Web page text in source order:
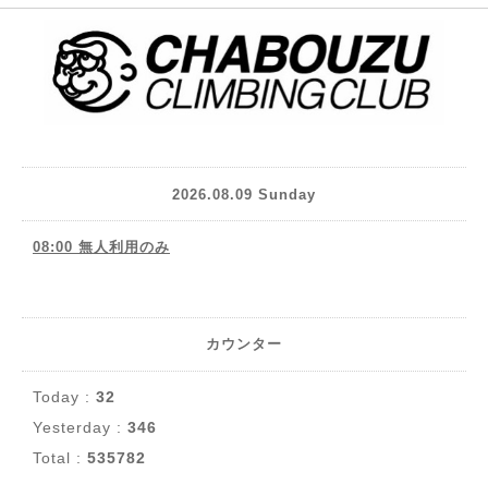
2026.08.09 Sunday
08:00 無人利用のみ
カウンター
Today : 32
Yesterday : 346
Total : 535782